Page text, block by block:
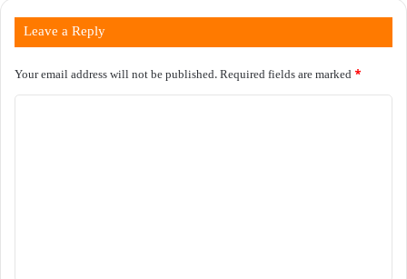
Leave a Reply
Your email address will not be published.Required fields are marked *